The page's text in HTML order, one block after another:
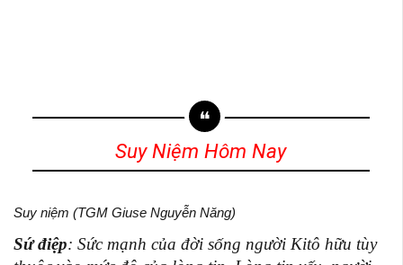
Suy Niệm Hôm Nay
Suy niệm (TGM Giuse Nguyễn Năng)
Sứ điệp: Sức mạnh của đời sống người Kitô hữu tùy